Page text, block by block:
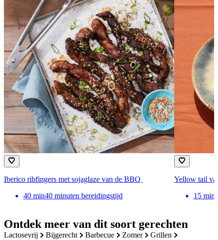
Ontdek meer van dit soort gerechten
lactosevrij bijgerecht barbecue zomer grillen
Iberico ribfingers met sojaglaze van de BBQ
40 min40 minuten bereidingstijd
Yellow tail
15 min